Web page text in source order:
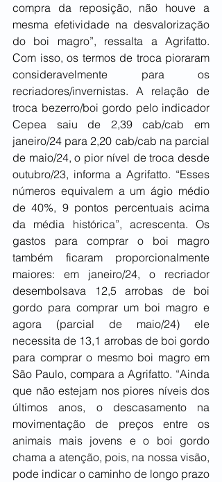
compra da reposição, não houve a
mesma efetividade na desvalorização
do boi magro”, ressalta a Agrifatto.
Com isso, os termos de troca pioraram
consideravelmente para os
recriadores/invernistas. A relação de
troca bezerro/boi gordo pelo indicador
Cepea saiu de 2,39 cab/cab em
janeiro/24 para 2,20 cab/cab na parcial
de maio/24, o pior nível de troca desde
outubro/23, informa a Agrifatto. “Esses
números equivalem a um ágio médio
de 40%, 9 pontos percentuais acima
da média histórica”, acrescenta. Os
gastos para comprar o boi magro
também ficaram proporcionalmente
maiores: em janeiro/24, o recriador
desembolsava 12,5 arrobas de boi
gordo para comprar um boi magro e
agora (parcial de maio/24) ele
necessita de 13,1 arrobas de boi gordo
para comprar o mesmo boi magro em
São Paulo, compara a Agrifatto. “Ainda
que não estejam nos piores níveis dos
últimos anos, o descasamento na
movimentação de preços entre os
animais mais jovens e o boi gordo
chama a atenção, pois, na nossa visão,
pode indicar o caminho de longo prazo